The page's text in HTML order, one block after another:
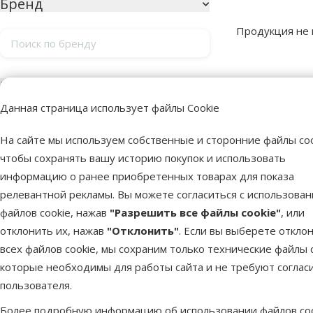
Данная страница использует файлы Cookie
На сайте мы используем собственные и сторонние файлы
чтобы сохранять вашу историю покупок и использовать
информацию о ранее приобретенных товарах для показа
релевантной рекламы. Вы можете согласиться с
файлов cookie, нажав "Разрешить все файлы cookie", или
отклонить их, нажав "Отклонить". Если вы выберете
всех файлов cookie, мы сохраним только технические файлы
которые необходимы для работы сайта и не требуют
пользователя.
Более подробную информацию об использовании файлов
Бренд
Поиск по бренду
Цена
0 € 0 €
Оценка
Оценка 100%
0
Оценка 80%
0
Оценка 60%
Продукты в
Продукция не